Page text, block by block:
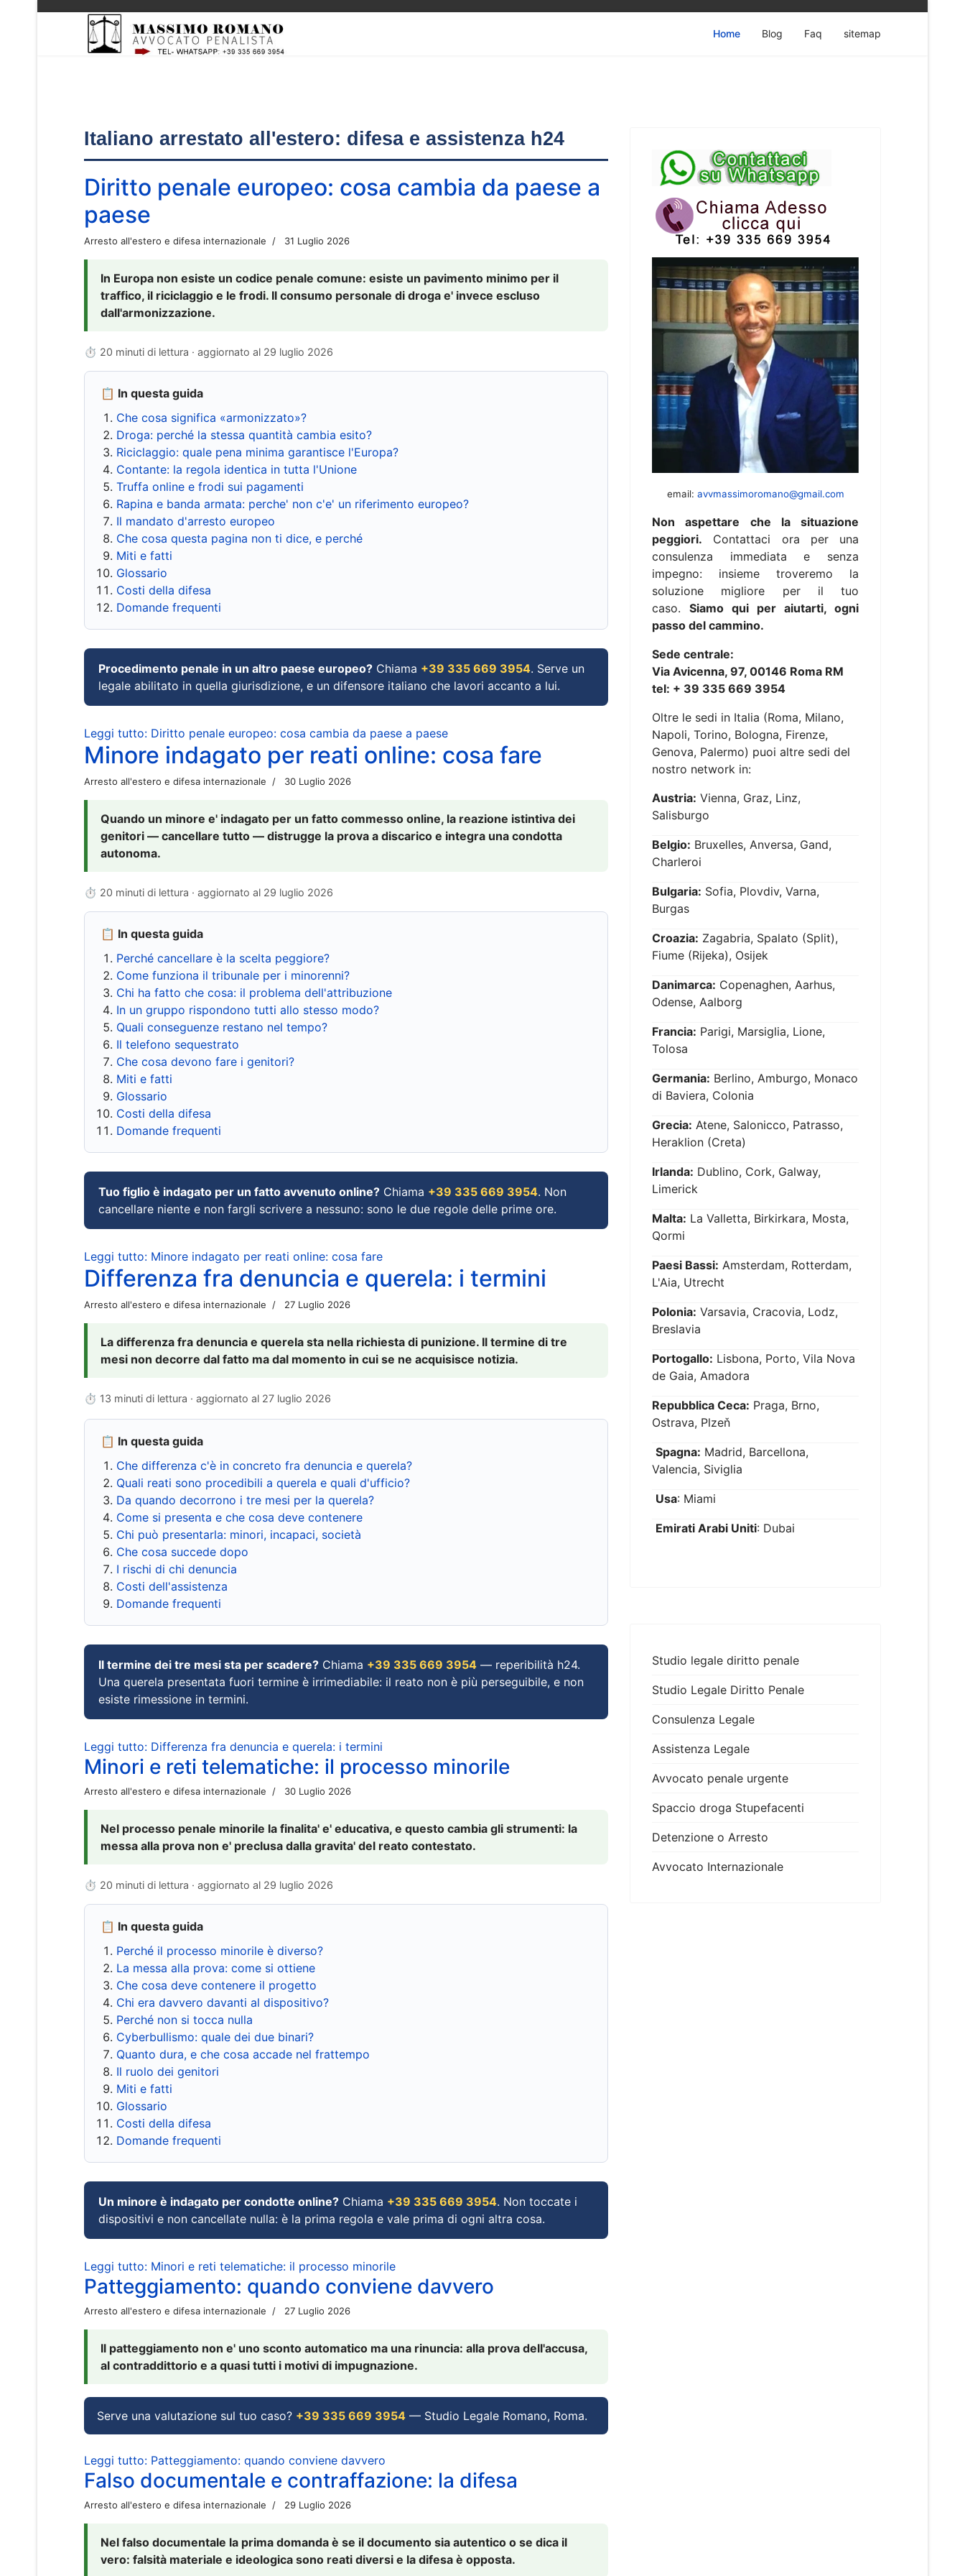
Home Blog Faq sitemap
Italiano arrestato all'estero: difesa e assistenza h24
Diritto penale europeo: cosa cambia da paese a
paese
Arresto all'estero e difesa internazionale 31 Luglio 2026
In Europa non esiste un codice penale comune: esiste un pavimento minimo per il
traffico, il riciclaggio e le frodi. Il consumo personale di droga e' invece escluso
dall'armonizzazione.
⏱ 20 minuti di lettura · aggiornato al 29 luglio 2026
📋 In questa guida
Che cosa significa «armonizzato»?
Droga: perché la stessa quantità cambia esito?
Riciclaggio: quale pena minima garantisce l'Europa?
Contante: la regola identica in tutta l'Unione
Truffa online e frodi sui pagamenti
Rapina e banda armata: perche' non c'e' un riferimento europeo?
Il mandato d'arresto europeo
Che cosa questa pagina non ti dice, e perché
Miti e fatti
Glossario
Costi della difesa
Domande frequenti
Procedimento penale in un altro paese europeo? Chiama +39 335 669 3954. Serve un
legale abilitato in quella giurisdizione, e un difensore italiano che lavori accanto a lui.
Leggi tutto: Diritto penale europeo: cosa cambia da paese a paese
Minore indagato per reati online: cosa fare
Arresto all'estero e difesa internazionale 30 Luglio 2026
Quando un minore e' indagato per un fatto commesso online, la reazione istintiva dei
genitori — cancellare tutto — distrugge la prova a discarico e integra una condotta
autonoma.
⏱ 20 minuti di lettura · aggiornato al 29 luglio 2026
📋 In questa guida
Perché cancellare è la scelta peggiore?
Come funziona il tribunale per i minorenni?
Chi ha fatto che cosa: il problema dell'attribuzione
In un gruppo rispondono tutti allo stesso modo?
Quali conseguenze restano nel tempo?
Il telefono sequestrato
Che cosa devono fare i genitori?
Miti e fatti
Glossario
Costi della difesa
Domande frequenti
Tuo figlio è indagato per un fatto avvenuto online? Chiama +39 335 669 3954. Non
cancellare niente e non fargli scrivere a nessuno: sono le due regole delle prime ore.
Leggi tutto: Minore indagato per reati online: cosa fare
Differenza fra denuncia e querela: i termini
Arresto all'estero e difesa internazionale 27 Luglio 2026
La differenza fra denuncia e querela sta nella richiesta di punizione. Il termine di tre
mesi non decorre dal fatto ma dal momento in cui se ne acquisisce notizia.
⏱ 13 minuti di lettura · aggiornato al 27 luglio 2026
📋 In questa guida
Che differenza c'è in concreto fra denuncia e querela?
Quali reati sono procedibili a querela e quali d'ufficio?
Da quando decorrono i tre mesi per la querela?
Come si presenta e che cosa deve contenere
Chi può presentarla: minori, incapaci, società
Che cosa succede dopo
I rischi di chi denuncia
Costi dell'assistenza
Domande frequenti
Il termine dei tre mesi sta per scadere? Chiama +39 335 669 3954 — reperibilità h24.
Una querela presentata fuori termine è irrimediabile: il reato non è più perseguibile, e non
esiste rimessione in termini.
Leggi tutto: Differenza fra denuncia e querela: i termini
Minori e reti telematiche: il processo minorile
Arresto all'estero e difesa internazionale 30 Luglio 2026
Nel processo penale minorile la finalita' e' educativa, e questo cambia gli strumenti: la
messa alla prova non e' preclusa dalla gravita' del reato contestato.
⏱ 20 minuti di lettura · aggiornato al 29 luglio 2026
📋 In questa guida
Perché il processo minorile è diverso?
La messa alla prova: come si ottiene
Che cosa deve contenere il progetto
Chi era davvero davanti al dispositivo?
Perché non si tocca nulla
Cyberbullismo: quale dei due binari?
Quanto dura, e che cosa accade nel frattempo
Il ruolo dei genitori
Miti e fatti
Glossario
Costi della difesa
Domande frequenti
Un minore è indagato per condotte online? Chiama +39 335 669 3954. Non toccate i
dispositivi e non cancellate nulla: è la prima regola e vale prima di ogni altra cosa.
Leggi tutto: Minori e reti telematiche: il processo minorile
Patteggiamento: quando conviene davvero
Arresto all'estero e difesa internazionale 27 Luglio 2026
Il patteggiamento non e' uno sconto automatico ma una rinuncia: alla prova dell'accusa,
al contraddittorio e a quasi tutti i motivi di impugnazione.
Serve una valutazione sul tuo caso? +39 335 669 3954 — Studio Legale Romano, Roma.
Leggi tutto: Patteggiamento: quando conviene davvero
Falso documentale e contraffazione: la difesa
Arresto all'estero e difesa internazionale 29 Luglio 2026
Nel falso documentale la prima domanda è se il documento sia autentico o se dica il
vero: falsità materiale e ideologica sono reati diversi e la difesa è opposta.
email: avvmassimoromano@gmail.com
Non aspettare che la situazione
peggiori. Contattaci ora per una
consulenza immediata e senza
impegno: insieme troveremo la
soluzione migliore per il tuo
caso. Siamo qui per aiutarti, ogni
passo del cammino.
Sede centrale:
Via Avicenna, 97, 00146 Roma RM
tel: + 39 335 669 3954
Oltre le sedi in Italia (Roma, Milano,
Napoli, Torino, Bologna, Firenze,
Genova, Palermo) puoi altre sedi del
nostro network in:
Austria: Vienna, Graz, Linz,
Salisburgo
Belgio: Bruxelles, Anversa, Gand,
Charleroi
Bulgaria: Sofia, Plovdiv, Varna,
Burgas
Croazia: Zagabria, Spalato (Split),
Fiume (Rijeka), Osijek
Danimarca: Copenaghen, Aarhus,
Odense, Aalborg
Francia: Parigi, Marsiglia, Lione,
Tolosa
Germania: Berlino, Amburgo, Monaco
di Baviera, Colonia
Grecia: Atene, Salonicco, Patrasso,
Heraklion (Creta)
Irlanda: Dublino, Cork, Galway,
Limerick
Malta: La Valletta, Birkirkara, Mosta,
Qormi
Paesi Bassi: Amsterdam, Rotterdam,
L'Aia, Utrecht
Polonia: Varsavia, Cracovia, Lodz,
Breslavia
Portogallo: Lisbona, Porto, Vila Nova
de Gaia, Amadora
Repubblica Ceca: Praga, Brno,
Ostrava, Plzeň
Spagna: Madrid, Barcellona,
Valencia, Siviglia
Usa: Miami
Emirati Arabi Uniti: Dubai
Studio legale diritto penale
Studio Legale Diritto Penale
Consulenza Legale
Assistenza Legale
Avvocato penale urgente
Spaccio droga Stupefacenti
Detenzione o Arresto
Avvocato Internazionale